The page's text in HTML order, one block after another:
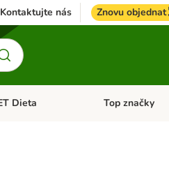
Kontaktujte nás Znovu objednat
Koně
Dieta Otevřít menu: +
Top značky